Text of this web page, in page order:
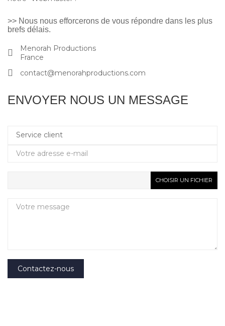
>> Nous nous efforcerons de vous répondre dans les plus
brefs délais.
Menorah Productions
France
contact@menorahproductions.com
ENVOYER NOUS UN MESSAGE
CHOISIR UN FICHIER